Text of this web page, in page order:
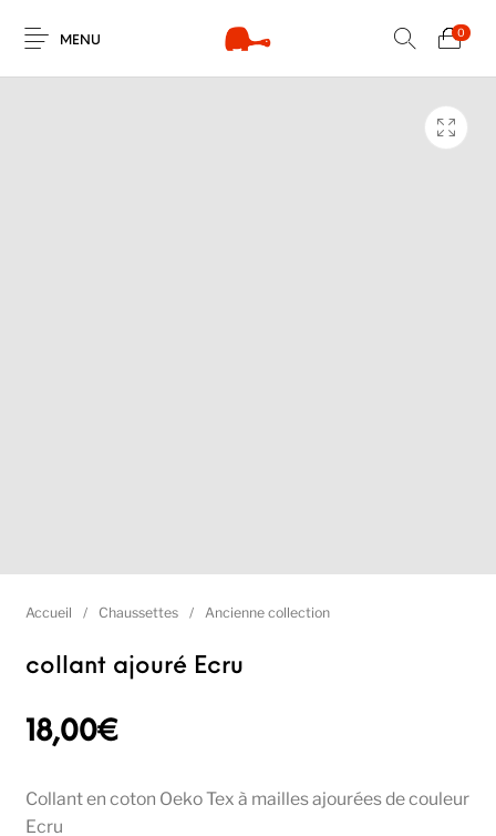
MENU
0
Accueil / Chaussettes / Ancienne collection
collant ajouré Ecru
18,00€
Collant en coton Oeko Tex à mailles ajourées de couleur
Ecru